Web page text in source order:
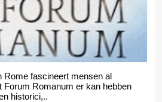
Rome fascineert mensen al
Forum Romanum er kan hebben
historici,..